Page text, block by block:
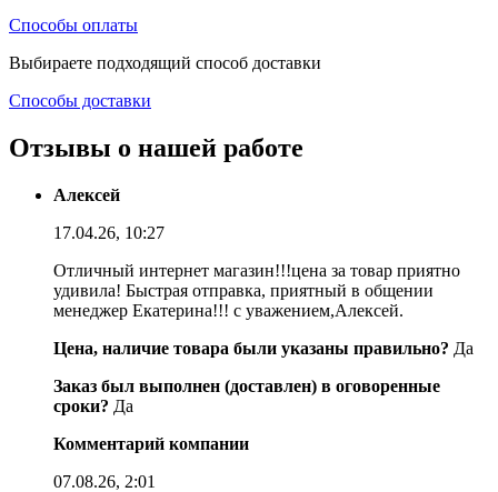
Способы оплаты
Выбираете подходящий способ доставки
Способы доставки
Отзывы о нашей работе
Алексей
17.04.26, 10:27
Отличный интернет магазин!!!цена за товар приятно
удивила! Быстрая отправка, приятный в общении
менеджер Екатерина!!! с уважением,Алексей.
Цена, наличие товара были указаны правильно? Да
Заказ был выполнен (доставлен) в оговоренные
сроки? Да
Комментарий компании
07.08.26, 2:01